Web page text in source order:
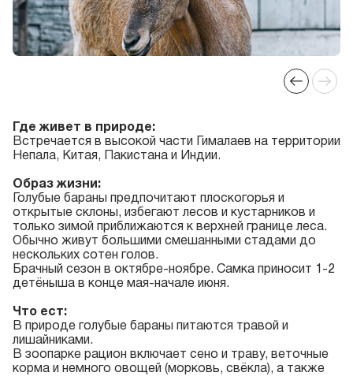
Где живет в природе:
Встречается в высокой части Гималаев на территории
Непала, Китая, Пакистана и Индии.
Образ жизни:
Голубые бараны предпочитают плоскогорья и
открытые склоны, избегают лесов и кустарников и
только зимой приближаются к верхней границе леса.
Обычно живут большими смешанными стадами до
нескольких сотен голов.
Брачный сезон в октябре-ноябре. Самка приносит 1-2
детёныша в конце мая-начале июня.
Что ест:
В природе голубые бараны питаются травой и
лишайниками.
В зоопарке рацион включает сено и траву, веточные
корма и немного овощей (морковь, свёкла), а также